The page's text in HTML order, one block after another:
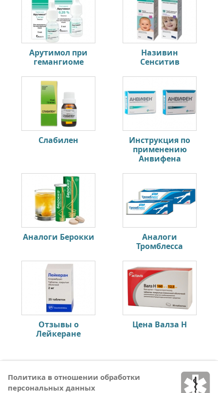
Арутимол при
гемангиоме
Називин
Сенситив
Слабилен
Инструкция по
применению
Анвифена
Аналоги Берокки
Аналоги
Тромблесса
Отзывы о
Лейкеране
Цена Валза Н
Политика в отношении обработки
персональных данных